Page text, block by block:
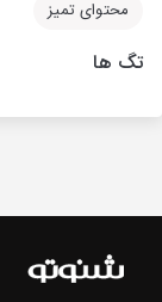
محتوای تمیز
تگ ها